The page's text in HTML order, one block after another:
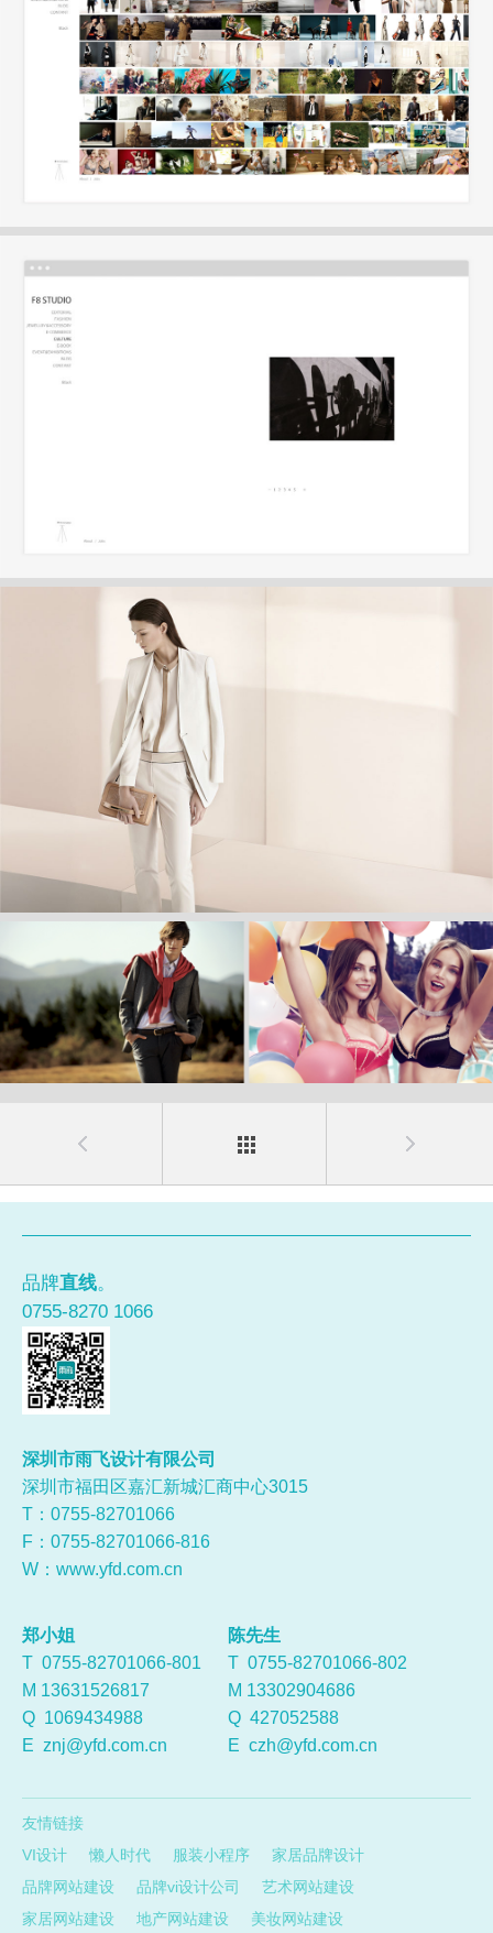
品牌直线。
0755-8270 1066
深圳市雨飞设计有限公司
深圳市福田区嘉汇新城汇商中心3015
T：0755-82701066
F：0755-82701066-816
W： www.yfd.com.cn
郑小姐
T 0755-82701066-801
M 13631526817
Q 1069434988
E znj@yfd.com.cn
陈先生
T 0755-82701066-802
M 13302904686
Q 427052588
E czh@yfd.com.cn
友情链接
VI设计
懒人时代 服装小程序
家居品牌设计
品牌网站建设
品牌vi设计公司
艺术网站建设
家居网站建设
地产网站建设 美妆网站建设